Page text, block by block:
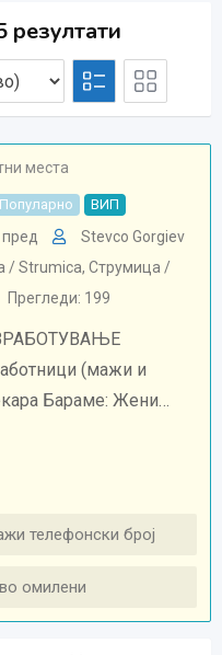
места
Популарно ВИП
Stevco Gorgiev
/ Strumica, Струмица /
Прегледи: 199
(мажи и
Бараме: Жени…
телефонски број
омилени